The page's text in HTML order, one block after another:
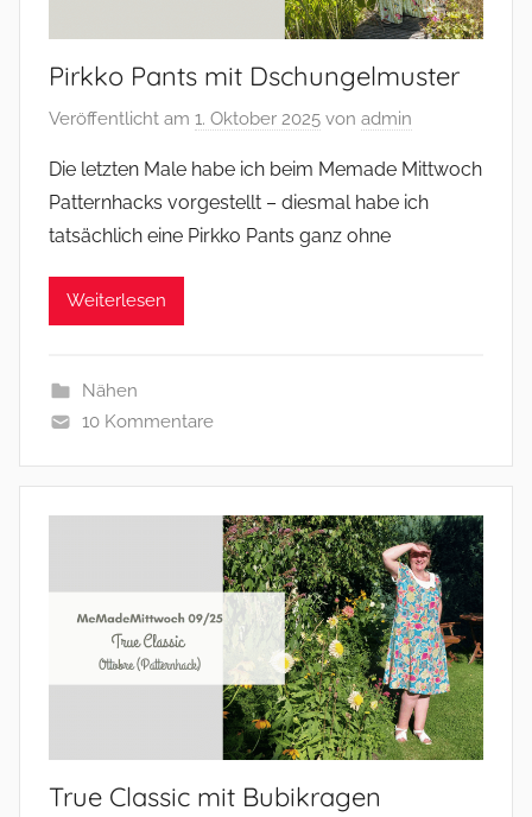
Pirkko Pants mit Dschungelmuster
Veröffentlicht am 1. Oktober 2025 von admin
Die letzten Male habe ich beim Memade Mittwoch
Patternhacks vorgestellt – diesmal habe ich
tatsächlich eine Pirkko Pants ganz ohne
Weiterlesen
Nähen
10 Kommentare
True Classic mit Bubikragen